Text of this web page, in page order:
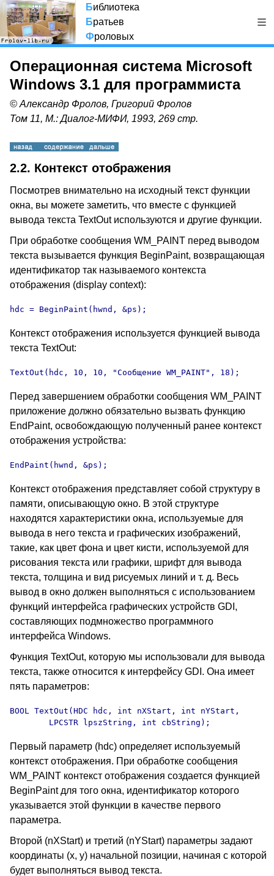
Библиотека
Братьев
Фроловых
Операционная система Microsoft
Windows 3.1 для программиста
© Александр Фролов, Григорий Фролов
Том 11, М.: Диалог-МИФИ, 1993, 269 стр.
2.2. Контекст отображения
Посмотрев внимательно на исходный текст функции
окна, вы можете заметить, что вместе с функцией
вывода текста TextOut используются и другие функции.
При обработке сообщения WM_PAINT перед выводом
текста вызывается функция BeginPaint, возвращающая
идентификатор так называемого контекста
отображения (display context):
hdc = BeginPaint(hwnd, &ps);
Контекст отображения используется функцией вывода
текста TextOut:
TextOut(hdc, 10, 10, "Сообщение WM_PAINT", 18);
Перед завершением обработки сообщения WM_PAINT
приложение должно обязательно вызвать функцию
EndPaint, освобождающую полученный ранее контекст
отображения устройства:
EndPaint(hwnd, &ps);
Контекст отображения представляет собой структуру в
памяти, описывающую окно. В этой структуре
находятся характеристики окна, используемые для
вывода в него текста и графических изображений,
такие, как цвет фона и цвет кисти, используемой для
рисования текста или графики, шрифт для вывода
текста, толщина и вид рисуемых линий и т. д. Весь
вывод в окно должен выполняться с использованием
функций интерфейса графических устройств GDI,
составляющих подмножество программного
интерфейса Windows.
Функция TextOut, которую мы использовали для вывода
текста, также относится к интерфейсу GDI. Она имеет
пять параметров:
BOOL TextOut(HDC hdc, int nXStart, int nYStart,
        LPCSTR lpszString, int cbString);
Первый параметр (hdc) определяет используемый
контекст отображения. При обработке сообщения
WM_PAINT контекст отображения создается функцией
BeginPaint для того окна, идентификатор которого
указывается этой функции в качестве первого
параметра.
Второй (nXStart) и третий (nYStart) параметры задают
координаты (x, y) начальной позиции, начиная с которой
будет выполняться вывод текста.